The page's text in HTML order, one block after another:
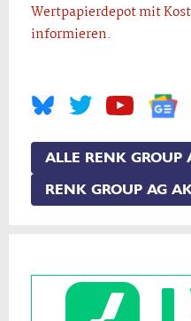
Wertpapierdepot mit
informieren.
ALLE RENK GROUP
RENK GROUP AG